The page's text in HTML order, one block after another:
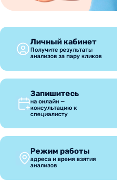
Личный кабинет
Получите результаты
анализов за пару кликов
Запишитесь
на онлайн —
консультацию к
специалисту
Режим работы
адреса и время взятия
анализов